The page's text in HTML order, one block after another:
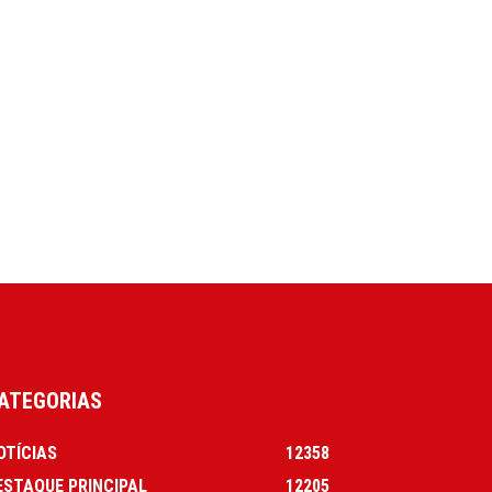
12358
PRINCIPAL
12205